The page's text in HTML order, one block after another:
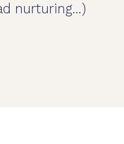
nurturing…)